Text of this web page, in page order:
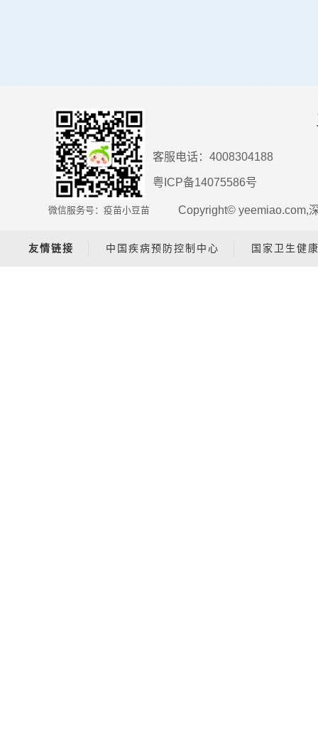
微信服务号：疫苗小豆苗
客服电话：4008304188
粤ICP备14075586号
Copyright© yeemiao.com,
友情链接 中国疾病预防控制中心 国家卫生健